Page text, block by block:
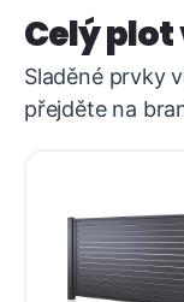
Celý plot
Sladěné prvky
přejděte na